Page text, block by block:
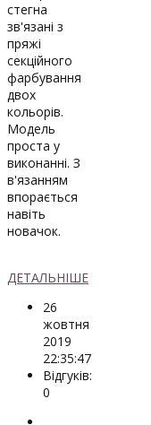
стегна
зв'язані з
пряжі
секційного
фарбування
двох
кольорів.
Модель
проста у
виконанні. З
в'язанням
впорається
навіть
новачок.
ДЕТАЛЬНІШЕ
26
жовтня
2019
22:35:47
Відгуків:
0